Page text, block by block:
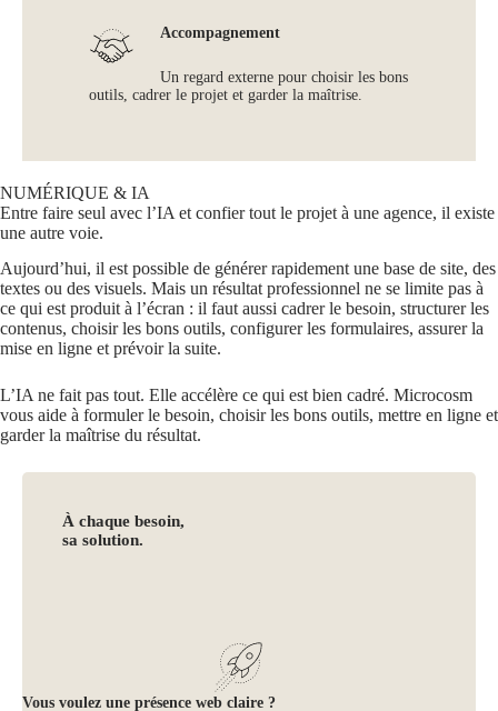
Accompagnement
Un regard externe pour choisir les bons
outils, cadrer le projet et garder la maîtrise.
NUMÉRIQUE & IA
Entre faire seul avec l’IA et confier tout le projet à une agence, il existe
une autre voie.
Aujourd’hui, il est possible de générer rapidement une base de site, des
textes ou des visuels. Mais un résultat professionnel ne se limite pas à
ce qui est produit à l’écran : il faut aussi cadrer le besoin, structurer les
contenus, choisir les bons outils, configurer les formulaires, assurer la
mise en ligne et prévoir la suite.
L’IA ne fait pas tout. Elle accélère ce qui est bien cadré. Microcosm
vous aide à formuler le besoin, choisir les bons outils, mettre en ligne et
garder la maîtrise du résultat.
À chaque besoin,
sa solution.
Vous voulez une présence web claire ?